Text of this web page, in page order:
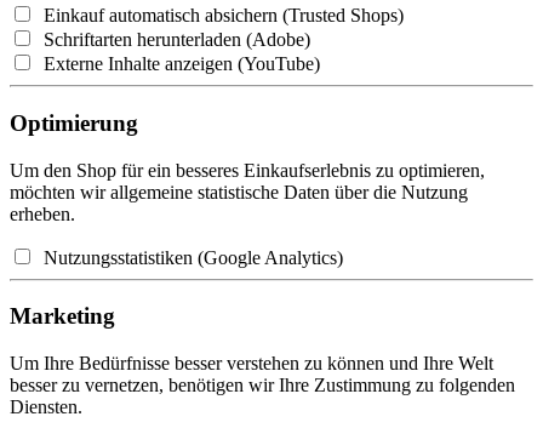
Einkauf automatisch absichern (Trusted Shops)
Schriftarten herunterladen (Adobe)
Externe Inhalte anzeigen (YouTube)
Optimierung
Um den Shop für ein besseres Einkaufserlebnis zu optimieren,
möchten wir allgemeine statistische Daten über die Nutzung
erheben.
Nutzungsstatistiken (Google Analytics)
Marketing
Um Ihre Bedürfnisse besser verstehen zu können und Ihre Welt
besser zu vernetzen, benötigen wir Ihre Zustimmung zu folgenden
Diensten.